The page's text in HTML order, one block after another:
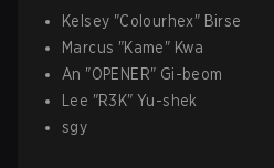
Kelsey "Colourhex" Birse
Marcus "Kame" Kwa
An "OPENER" Gi-beom
Lee "R3K"Yu-shek
sgy